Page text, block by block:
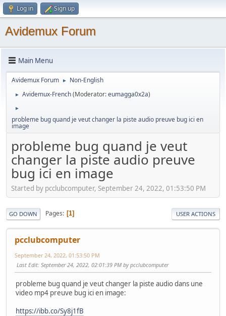
Log in Sign up
Avidemux Forum
Main Menu
Avidemux Forum ► Non-English
► Avidemux-French(Moderator:eumagga0x2a)
►
probleme bug quand je veut changer la piste audio preuve bug ici en
image
probleme bug quand je veut
changer la piste audio preuve
bug ici en image
Started by pcclubcomputer, September 24, 2022, 01:53:50 PM
GO DOWN Pages 1 USER ACTIONS
pcclubcomputer
September 24, 2022, 01:53:50 PM
Last Edit: September 24, 2022, 02:01:39 PM by pcclubcomputer
probleme bug quand je veut changer la piste audio dans une
video mp4 preuve bug ici en image:
https://ibb.co/Sy8j1fB